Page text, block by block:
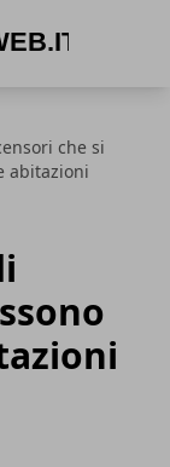
che si
abitazioni